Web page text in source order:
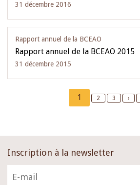
31 décembre 2016
Rapport annuel de la BCEAO
Rapport annuel de la BCEAO 2015
31 décembre 2015
Current
page
1 Page
2 Page
3
Next
›
Inscription à la newsletter